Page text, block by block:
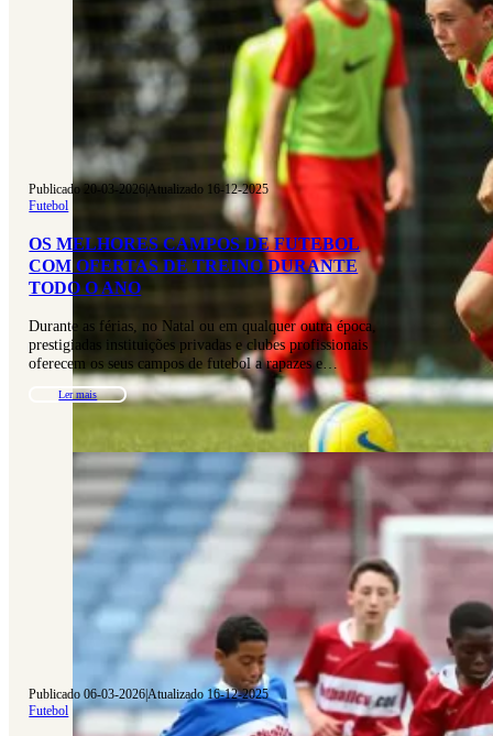
Publicado 20-03-2026|Atualizado 16-12-2025
Futebol
OS MELHORES CAMPOS DE FUTEBOL
COM OFERTAS DE TREINO DURANTE
TODO O ANO
Durante as férias, no Natal ou em qualquer outra época,
prestigiadas instituições privadas e clubes profissionais
oferecem os seus campos de futebol a rapazes e…
Ler mais
Publicado 06-03-2026|Atualizado 16-12-2025
Futebol